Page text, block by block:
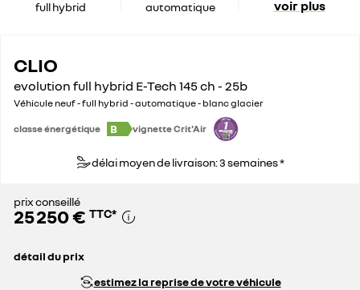
full hybrid automatique voir plus
CLIO
evolution full hybrid E-Tech 145 ch - 25b
Véhicule neuf - full hybrid - automatique - blanc glacier
classe énergétique B vignette Crit'Air
délai moyen de livraison: 3 semaines *
prix conseillé
25 250 € TTC*
détail du prix
estimez la reprise de votre véhicule